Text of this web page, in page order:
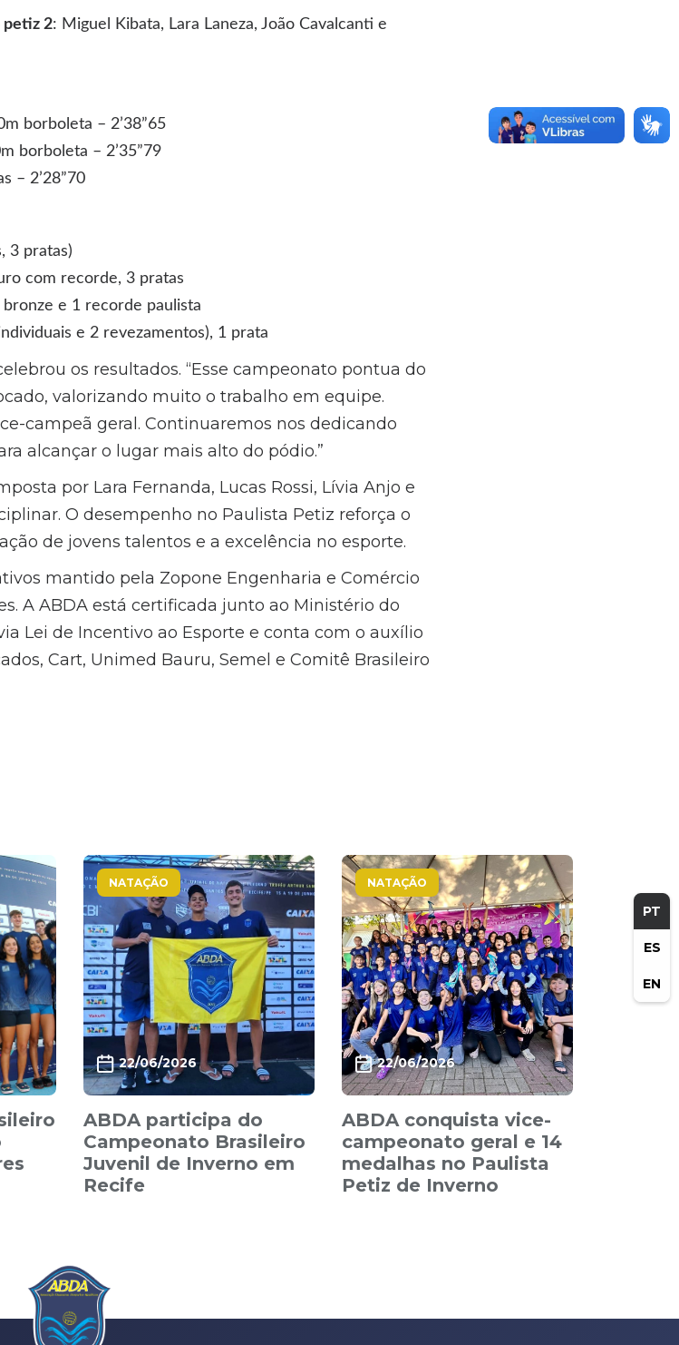
PT
ES
EN
petiz 2: Miguel Kibata, Lara Laneza, João Cavalcanti e
borboleta – 2’38”65
borboleta – 2’35”79
– 2’28”70
3 pratas)
com recorde, 3 pratas
e 1 recorde paulista
e 2 revezamentos), 1 prata
os resultados. “Esse campeonato pontua do
valorizando muito o trabalho em equipe.
campeã geral. Continuaremos nos dedicando
alcançar o lugar mais alto do pódio.”
por Lara Fernanda, Lucas Rossi, Lívia Anjo e
O desempenho no Paulista Petiz reforça o
de jovens talentos e a excelência no esporte.
mantido pela Zopone Engenharia e Comércio
A ABDA está certificada junto ao Ministério do
Lei de Incentivo ao Esporte e conta com o auxílio
Cart, Unimed Bauru, Semel e Comitê Brasileiro
NATAÇÃO
22/06/2026
ABDA participa do
Campeonato Brasileiro
Juvenil de Inverno em
Recife
NATAÇÃO
22/06/2026
ABDA conquista vice-
campeonato geral e 14
medalhas no Paulista
Petiz de Inverno